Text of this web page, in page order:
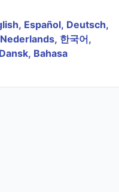
Español, Deutsch,
Nederlands, 한국어,
Dansk, Bahasa